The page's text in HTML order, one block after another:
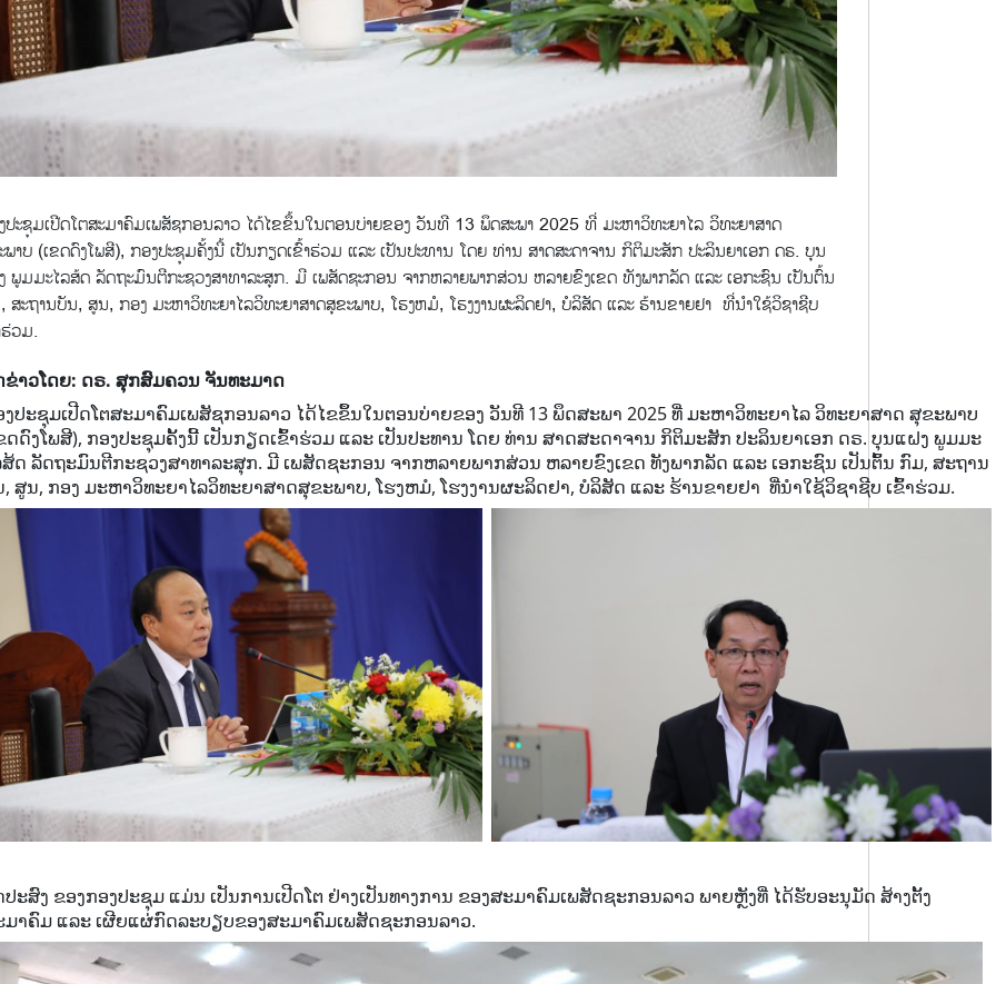
ປະຊຸມເປີດໂຕສະມາຄົມເພສັຊກອນລາວ ໄດ້ໄຂຂຶ້ນໃນຕອນບ່າຍຂອງ ວັນທີ 13 ພຶດສະພາ 2025 ທີ່ ມະຫາວິທະຍາໄລ ວິທະຍາສາດ
ພາບ (ເຂດດົງໂພສີ), ກອງປະຊຸມຄັ້ງນີ້ ເປັນກຽດເຂົ້າຮ່ວມ ແລະ ເປັນປະທານ ໂດຍ ທ່ານ ສາດສະດາຈານ ກິຕິມະສັກ ປະລິນຍາເອກ ດຣ. ບຸນ
ພູມມະໄລສ້ດ ລັດຖະມົນຕີກະຊວງສາທາລະສຸກ. ມີ ເພສັດຊະກອນ ຈາກຫລາຍພາກສ່ວນ ຫລາຍຂົງເຂດ ທັງພາກລັດ ແລະ ເອກະຊົນ ເປັນຕົ້ນ
ສະຖານບັນ, ສູນ, ກອງ ມະຫາວິທະຍາໄລວິທະຍາສາດສຸຂະພາບ, ໂຮງຫມໍ, ໂຮງງານຜະລິດຢາ, ບໍລິສັດ ແລະ ຮ້ານຂາຍຢາ ທີ່ນໍາໃຊ້ວິຊາຊີບ
ຮ່ວມ.
ຂ່າວໂດຍ: ດຣ. ສຸກສົມຄວນ ຈັນທະມາດ
ປະຊຸມເປີດໂຕສະມາຄົມເພສັຊກອນລາວ ໄດ້ໄຂຂຶ້ນໃນຕອນບ່າຍຂອງ ວັນທີ 13 ພຶດສະພາ 2025 ທີ່ ມະຫາວິທະຍາໄລ ວິທະຍາສາດ ສຸຂະພາບ
ດດົງໂພສີ), ກອງປະຊຸມຄັ້ງນີ້ ເປັນກຽດເຂົ້າຮ່ວມ ແລະ ເປັນປະທານ ໂດຍ ທ່ານ ສາດສະດາຈານ ກິຕິມະສັກ ປະລິນຍາເອກ ດຣ. ບຸນແຝງ ພູມມະ
ສ້ດ ລັດຖະມົນຕີກະຊວງສາທາລະສຸກ. ມີ ເພສັດຊະກອນ ຈາກຫລາຍພາກສ່ວນ ຫລາຍຂົງເຂດ ທັງພາກລັດ ແລະ ເອກະຊົນ ເປັນຕົ້ນ ກົມ, ສະຖານ
ສູນ, ກອງ ມະຫາວິທະຍາໄລວິທະຍາສາດສຸຂະພາບ, ໂຮງຫມໍ, ໂຮງງານຜະລິດຢາ, ບໍລິສັດ ແລະ ຮ້ານຂາຍຢາ ທີ່ນໍາໃຊ້ວິຊາຊີບ ເຂົ້າຮ່ວມ.
ະສົງ ຂອງກອງປະຊຸມ ແມ່ນ ເປັນການເປີດໂຕ ຢ່າງເປັນທາງການ ຂອງສະມາຄົມເພສັດຊະກອນລາວ ພາຍຫຼັງທີ່ ໄດ້ຮັບອະນຸມັດ ສ້າງຕັ້ງ
ມາຄົມ ແລະ ເຜີຍແຜ່ກົດລະບຽບຂອງສະມາຄົມເພສັດຊະກອນລາວ.